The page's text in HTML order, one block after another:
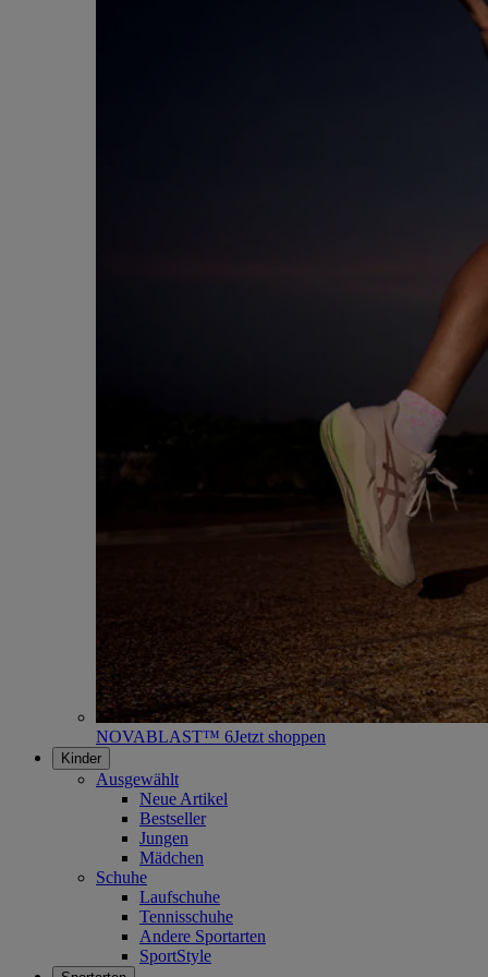
NOVABLAST™ 6Jetzt shoppen
Kinder
Ausgewählt
Neue Artikel
Bestseller
Jungen
Mädchen
Schuhe
Laufschuhe
Tennisschuhe
Andere Sportarten
SportStyle